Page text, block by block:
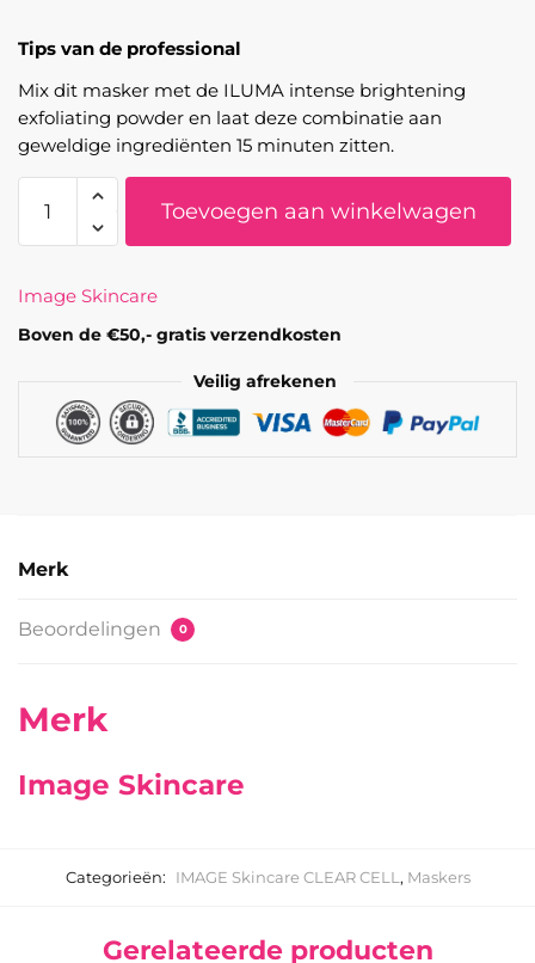
Tips van de professional
Mix dit masker met de ILUMA intense brightening
exfoliating powder en laat deze combinatie aan
geweldige ingrediënten 15 minuten zitten.
CELL
–
Salicylic
Masque
Toevoegen aan winkelwagen
Image Skincare
Boven de €50,- gratis verzendkosten
Veilig afrekenen
Merk
Beoordelingen 0
Merk
Image Skincare
Categorieën: IMAGE Skincare CLEAR CELL, Maskers
Gerelateerde producten